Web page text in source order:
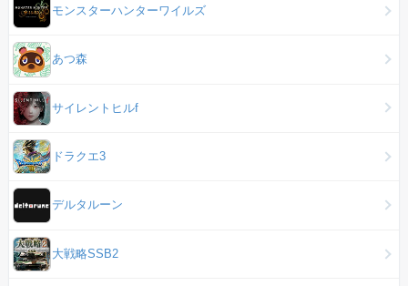
モンスターハンターワイルズ
あつ森
サイレントヒルf
ドラクエ3
デルタルーン
大戦略SSB2